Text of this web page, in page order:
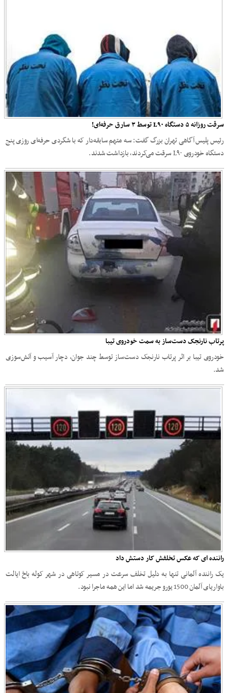
سرقت روزانه ۵ دستگاه L۹۰ توسط ۳ سارق حرفه‌ای!
رئیس پلیس آگاهی تهران بزرگ گفت: سه متهم سابقه‌دار که با شگردی حرفه‌ای روزی پنج
دستگاه خودروی L۹۰ سرقت می‌کردند، بازداشت شدند.
پرتاب نارنجک دست‌ساز به سمت خودروی تیبا
خودروی تیبا بر اثر پرتاب نارنجک دست‌ساز توسط چند جوان، دچار آسیب و آتش‌سوزی
شد.
راننده ای که عکس تخلفش کار دستش داد
یک راننده آلمانی تنها به دلیل تخلف سرعت در مسیر کوتاهی در شهر کوله باخ ایالت
باواریای آلمان 1500 یورو جریمه شد اما این همه ماجرا نبود.